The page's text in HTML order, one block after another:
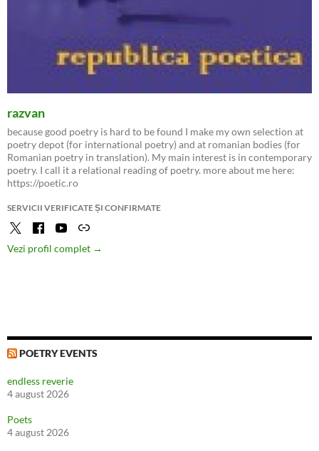
razvan
because good poetry is hard to be found I make my own selection at
poetry depot (for international poetry) and at romanian bodies (for
Romanian poetry in translation). My main interest is in contemporary
poetry. I call it a relational reading of poetry. more about me here:
https://poetic.ro
SERVICII VERIFICATE ȘI CONFIRMATE
Vezi profil complet →
POETRY EVENTS
endless reverie
4 august 2026
Poets
4 august 2026